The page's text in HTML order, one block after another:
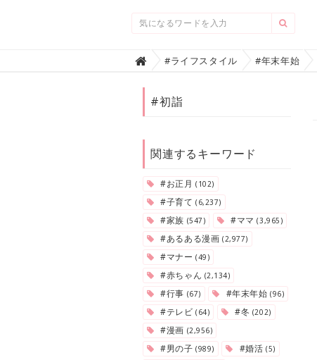
Home#ライフスタイル #年末年始
#初詣
関連するキーワード
#お正月(102)
#子育て(6,237)
#家族 (547) #ママ(3,965)
#あるある漫画(2,977)
#マナー(49)
#赤ちゃん (2,134)
#行事 (67) #年末年始(96)
#テレビ(64) #冬 (202)
#漫画 (2,956)
#男の子(989) #婚活(5)